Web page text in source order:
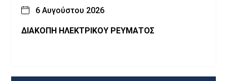
6 Αυγούστου 2026
ΔΙΑΚΟΠΗ ΗΛΕΚΤΡΙΚΟΥ ΡΕΥΜΑΤΟΣ